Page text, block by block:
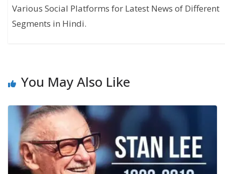
Various Social Platforms for Latest News of Different
Segments in Hindi.
You May Also Like